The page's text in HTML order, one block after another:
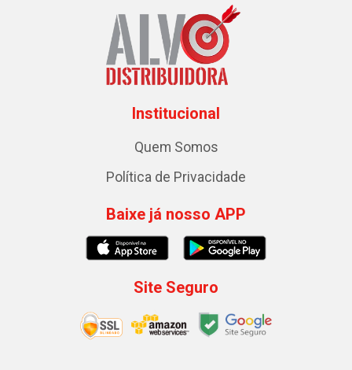
Institucional
Quem Somos
Política de Privacidade
Baixe já nosso APP
Site Seguro